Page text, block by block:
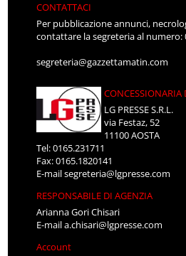
CONTATTACI
Per pubblicazione annunci,
contattare la segreteria al numero:
segreteria@gazzettamatin.com
CONCESSIONARIA
LG PRESSE S.R.L.
via Festaz, 52
11100 AOSTA
Tel: 0165.231711
Fax: 0165.1820141
E-mailsegreteria@lgpresse.com
RESPONSABILE DI AGENZIA
Arianna Gori Chisari
E-maila.chisari@lgpresse.com
Account